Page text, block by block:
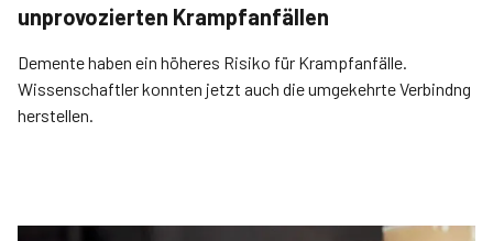
unprovozierten Krampfanfällen
Demente haben ein höheres Risiko für Krampfanfälle.
Wissenschaftler konnten jetzt auch die umgekehrte Verbindng
herstellen.